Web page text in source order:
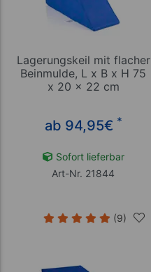
Lagerungskeil mit flacher
Beinmulde, L x B x H 75
x 20 x 22 cm
ab 94,95€ *
Sofort lieferbar
Art-Nr. 21844
(9)